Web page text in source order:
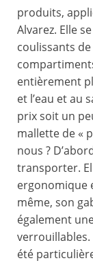
produits,
Alvarez. Elle
coulissants
entièrement
et l’eau et au
prix soit un
mallette de «
nous ?
transporter.
ergonomique
même, son
également
été